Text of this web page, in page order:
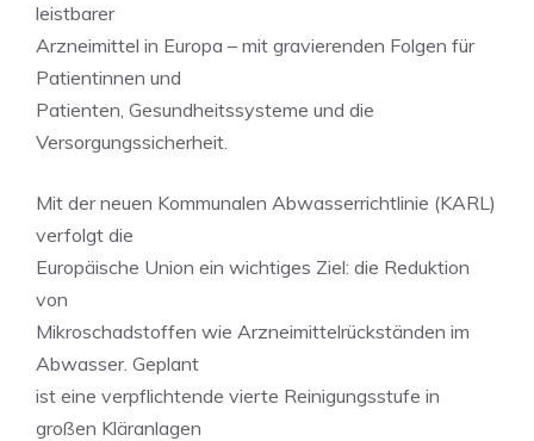
leistbarer
Arzneimittel in Europa – mit gravierenden Folgen für
Patientinnen und
Patienten, Gesundheitssysteme und die
Versorgungssicherheit.
Mit der neuen Kommunalen Abwasserrichtlinie (KARL)
verfolgt die
Europäische Union ein wichtiges Ziel: die Reduktion
von
Mikroschadstoffen wie Arzneimittelrückständen im
Abwasser. Geplant
ist eine verpflichtende vierte Reinigungsstufe in
großen Kläranlagen